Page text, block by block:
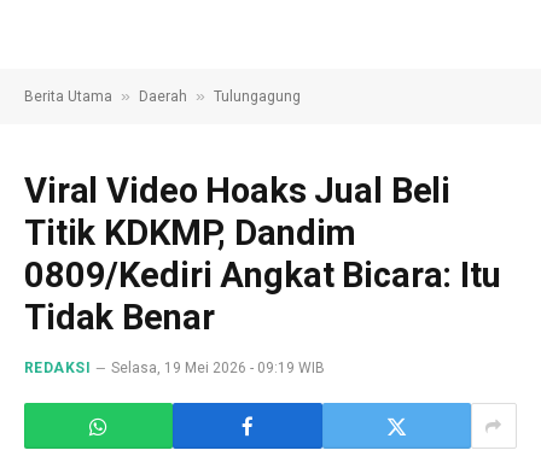
Berita Utama » Daerah » Tulungagung
Viral Video Hoaks Jual Beli
Titik KDKMP, Dandim
0809/Kediri Angkat Bicara: Itu
Tidak Benar
REDAKSI Selasa, 19 Mei 2026 - 09:19 WIB